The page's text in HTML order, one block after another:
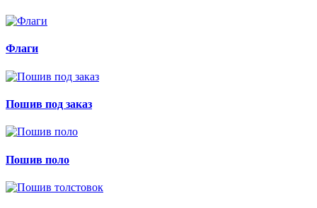
Флаги
Пошив под заказ
Пошив поло